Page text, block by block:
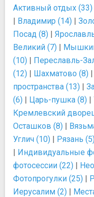
Активный отдых (33)
| Владимир (14) |
Посад (8) |
Великий (7) |
(10) | Переславль-
(12) | Шахматово (8) |
пространства (13) |
(6) | Царь-пушка (8) |
Кремлевский
Осташков (8) |
Углич (10) | Рязань
| Индивидуальные
фотосессии (22) |
Фотопрогулки (25) |
Иерусалим (2) |